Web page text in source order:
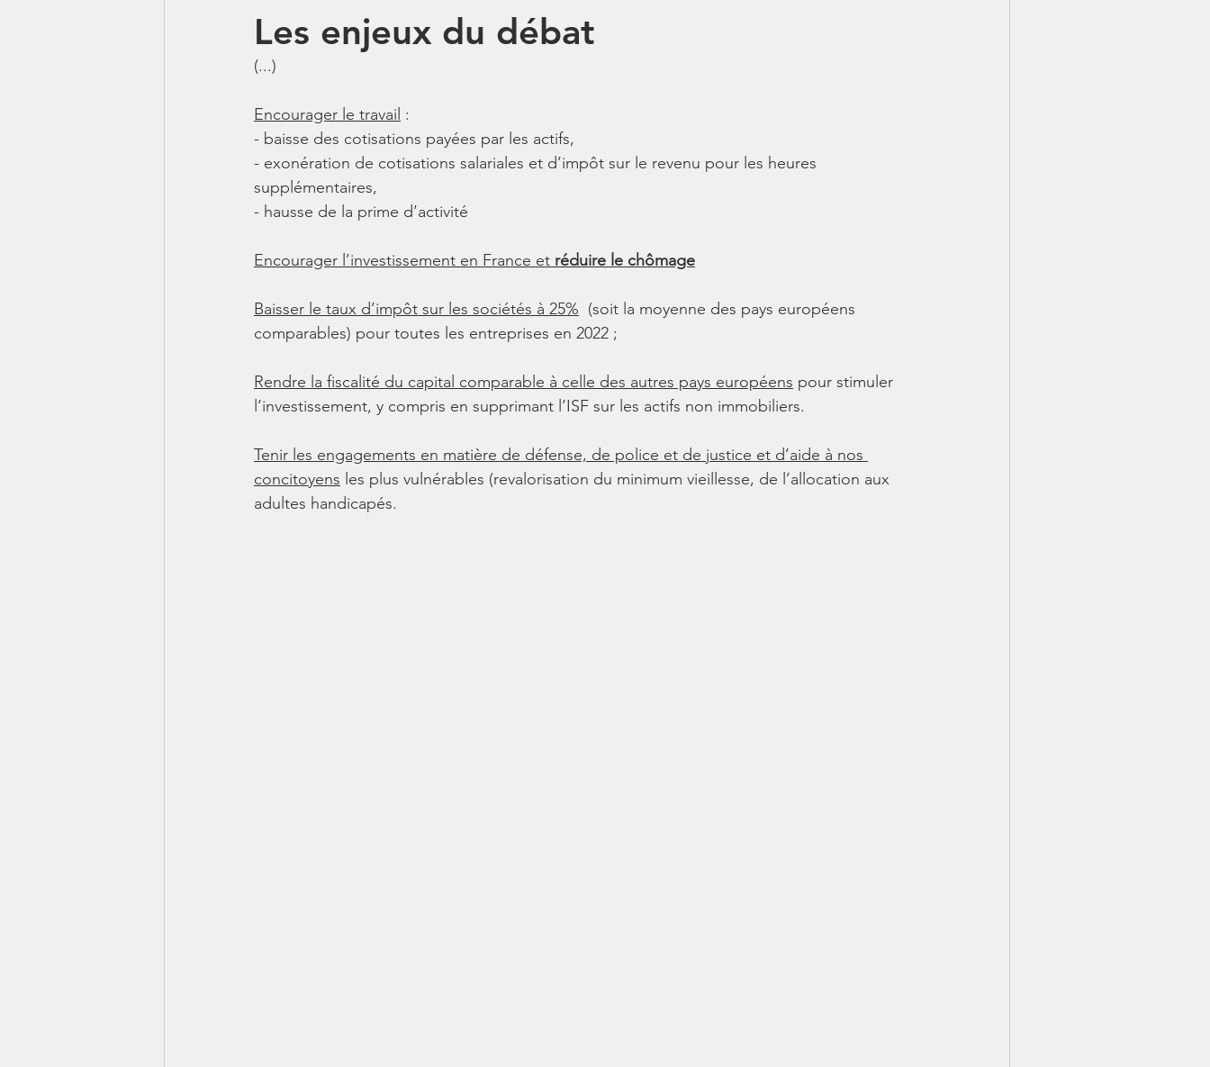
Les enjeux du débat
(...)
Encourager le travail :
- baisse des cotisations payées par les actifs,
- exonération de cotisations salariales et d’impôt sur le revenu pour les heures
supplémentaires,
- hausse de la prime d’activité
Encourager l’investissement en France et réduire le chômage
Baisser le taux d’impôt sur les sociétés à 25%
  (soit la moyenne des pays européens
comparables) pour toutes les entreprises en 2022 ;
Rendre la fiscalité du capital comparable à celle des autres pays européens pour stimuler
l’investissement, y compris en supprimant l’ISF sur les actifs non immobiliers.
Tenir les engagements en matière de défense, de police et de justice et d’aide à nos
concitoyens les plus vulnérables (revalorisation du minimum vieillesse, de l’allocation aux
adultes handicapés.